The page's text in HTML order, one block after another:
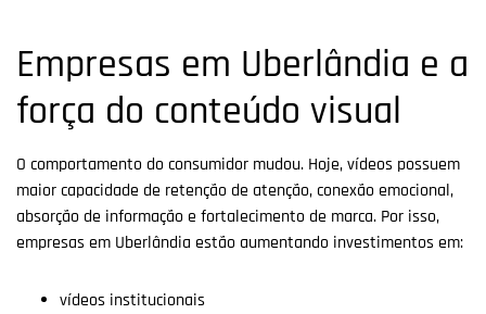
Empresas em Uberlândia e a
força do conteúdo visual
O comportamento do consumidor mudou. Hoje, vídeos possuem
maior capacidade de retenção de atenção, conexão emocional,
absorção de informação e fortalecimento de marca. Por isso,
empresas em Uberlândia estão aumentando investimentos em:
vídeos institucionais